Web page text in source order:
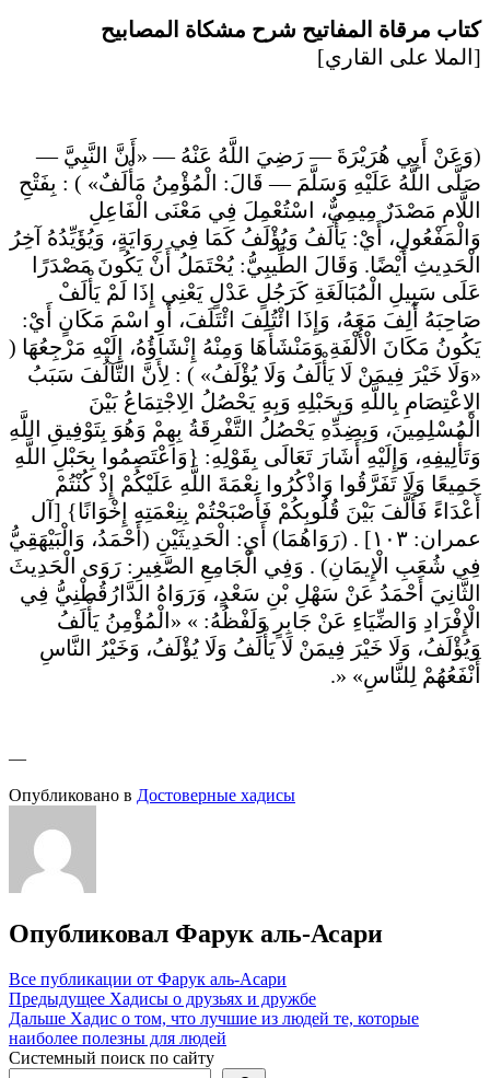
كتاب مرقاة المفاتيح شرح مشكاة المصابيح
[الملا على القاري]
(وَعَنْ أَبِي هُرَيْرَةَ — رَضِيَ اللَّهُ عَنْهُ — «أَنَّ النَّبِيَّ —
صَلَّى اللَّهُ عَلَيْهِ وَسَلَّمَ — قَالَ: الْمُؤْمِنُ مَأْلَفٌ» ) : بِفَتْحِ
اللَّامِ مَصْدَرٌ مِيمِيٌّ، اسْتُعْمِلَ فِي مَعْنَى الْفَاعِلِ
وَالْمَفْعُولِ، أَيْ: يَأْلَفُ وَيُؤْلَفُ كَمَا فِي رِوَايَةٍ، وَيُؤَيِّدُهُ آخِرُ
الْحَدِيثِ أَيْضًا. وَقَالَ الطِّيبِيُّ: يُحْتَمَلُ أَنْ يَكُونَ مَصْدَرًا
عَلَى سَبِيلِ الْمُبَالَغَةِ كَرَجُلٍ عَدْلٍ يَعْنِي إِذَا لَمْ يَأْلَفْ
صَاحِبَهُ أَلِفَ مَعَهُ، وَإِذَا ائْتُلِفَ ائْتَلَفَ، أَوِ اسْمَ مَكَانٍ أَيْ:
يَكُونُ مَكَانَ الْأُلْفَةِ وَمَنْشَأَهَا وَمِنْهُ إِنْشَاؤُهُ، إِلَيْهِ مَرْجِعُهَا (
«وَلَا خَيْرَ فِيمَنْ لَا يَأْلَفُ وَلَا يُؤْلَفُ» ) : لِأَنَّ التَّآلُفَ سَبَبُ
الِاعْتِصَامِ بِاللَّهِ وَبِحَبْلِهِ وَبِهِ يَحْصُلُ الِاجْتِمَاعُ بَيْنَ
الْمُسْلِمِينَ، وَبِضِدِّهِ يَحْصُلُ التَّفْرِقَةُ بِهِمْ وَهُوَ بِتَوْفِيقِ اللَّهِ
وَتَأْلِيفِهِ، وَإِلَيْهِ أَشَارَ تَعَالَى بِقَوْلِهِ: {وَاعْتَصِمُوا بِحَبْلِ اللَّهِ
جَمِيعًا وَلَا تَفَرَّقُوا وَاذْكُرُوا نِعْمَةَ اللَّهِ عَلَيْكُمْ إِذْ كُنْتُمْ
أَعْدَاءً فَأَلَّفَ بَيْنَ قُلُوبِكُمْ فَأَصْبَحْتُمْ بِنِعْمَتِهِ إِخْوَانًا} [آل
عمران: ١٠٣] . (رَوَاهُمَا) أَيِ: الْحَدِيثَيْنِ (أَحْمَدُ، وَالْبَيْهَقِيُّ
فِي شُعَبِ الْإِيمَانِ) . وَفِي الْجَامِعِ الصَّغِيرِ: رَوَى الْحَدِيثَ
الثَّانِيَ أَحْمَدُ عَنْ سَهْلِ بْنِ سَعْدٍ، وَرَوَاهُ الدَّارُقُطْنِيُّ فِي
الْإِفْرَادِ وَالضِّيَاءِ عَنْ جَابِرٍ وَلَفْظُهُ: » «الْمُؤْمِنُ يَأْلَفُ
وَيُؤْلَفُ، وَلَا خَيْرَ فِيمَنْ لَا يَأْلَفُ وَلَا يُؤْلَفُ، وَخَيْرُ النَّاسِ
أَنْفَعُهُمْ لِلنَّاسِ» «.
—
Опубликовано в Достоверные хадисы
Опубликовал Фарук аль-Асари
Все публикации от Фарук аль-Асари
Навигация
по
записям
Предыдущее Хадисы о друзьях и дружбе
Дальше Хадис о том, что лучшие из людей те, которые
наиболее полезны для людей
Системный поиск по сайту